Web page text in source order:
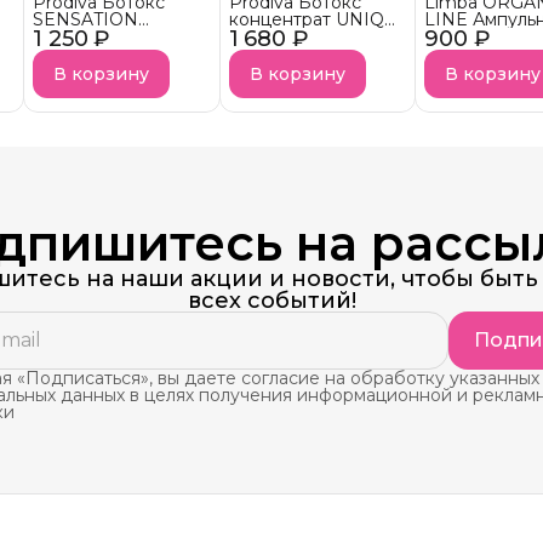
1 250 ₽
SENSATION
BLOND
тонирующий
В корзину
1 680 ₽
концентрат UNIQ
BLEND
В корзину
900 ₽
LINE
ботокс
для волос
Concetrat
В корзину
на
на наши акции и новости, чтобы быть
всех событий!
«Подписаться», вы даете согласие на обработку указанных
данных в целях получения информационной и